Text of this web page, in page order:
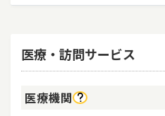
医療・訪問サービス
医療機関